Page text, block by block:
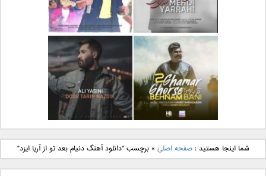
دانلود آهنگ جدید مهدی
یراحی بنام اسرار
دانلود آهنگ جدید فرزاد
فرزین بنام آتیش
دانلود آهنگ جدید بهنام
بانی بنام قرص قمر 2
دانلود آهنگ جدید علی
یاسینی بنام دورترین نزدیک
شما اینجا هستید :صفحه اصلی »برچسب "دانلود آهنگ دنیام بعد تو از آریا ایزد"